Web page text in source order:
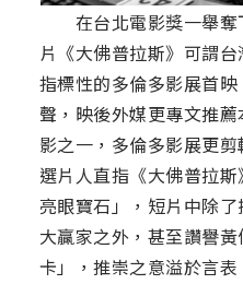
在台北電影獎一舉奪
片《大佛普拉斯》可謂
指標性的多倫多影展首
聲，映後外媒更專文推
影之一，多倫多影展更
選片人直指《大佛普拉
亮眼寶石」，短片中除
大贏家之外，甚至讚譽
卡」，推崇之意溢於言表